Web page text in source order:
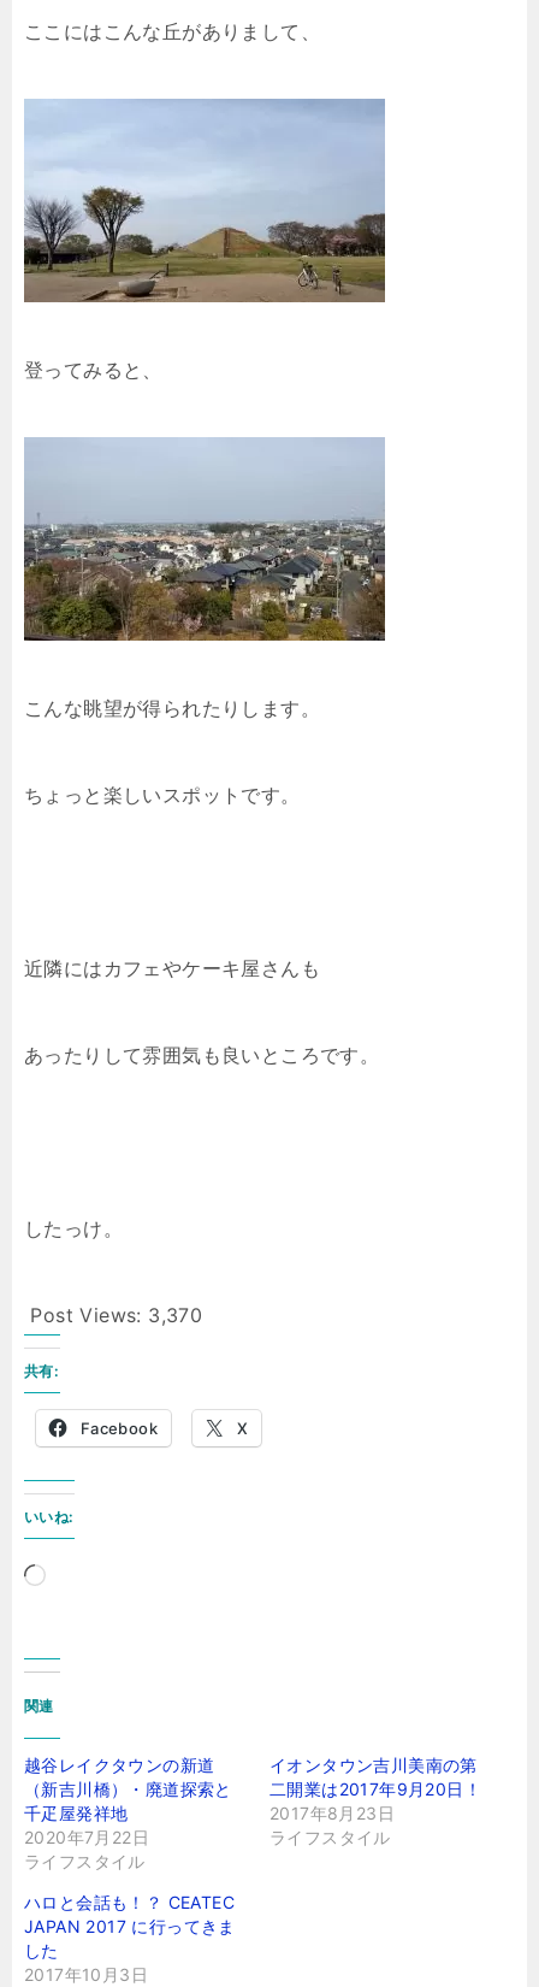
ここにはこんな丘がありまして、
登ってみると、
こんな眺望が得られたりします。
ちょっと楽しいスポットです。
近隣にはカフェやケーキ屋さんも
あったりして雰囲気も良いところです。
したっけ。
Post Views: 3,370
共有:
Facebook X
いいね:
読
関連
越谷レイクタウンの新道
（新吉川橋）・廃道探索と
千疋屋発祥地
2020年7月22日
ライフスタイル
イオンタウン吉川美南の第
二開業は2017年9月20日！
2017年8月23日
ライフスタイル
ハロと会話も！？ CEATEC
JAPAN 2017 に行ってきま
した
2017年10月3日